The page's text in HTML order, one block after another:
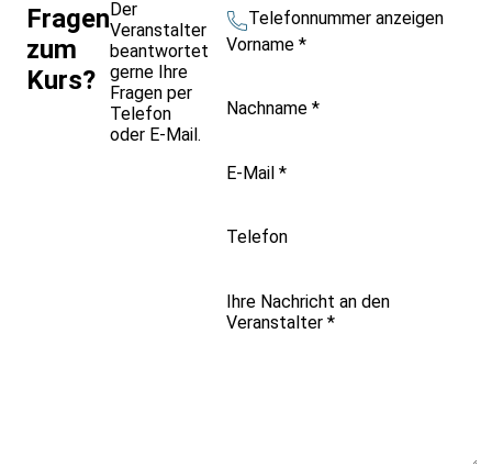
Fragen
zum
Kurs?
Der
Veranstalter
beantwortet
gerne Ihre
Fragen per
Telefon
oder E-Mail.
Telefonnummer anzeigen
Vorname *
Nachname *
E-Mail *
Telefon
Ihre Nachricht an den
Veranstalter *